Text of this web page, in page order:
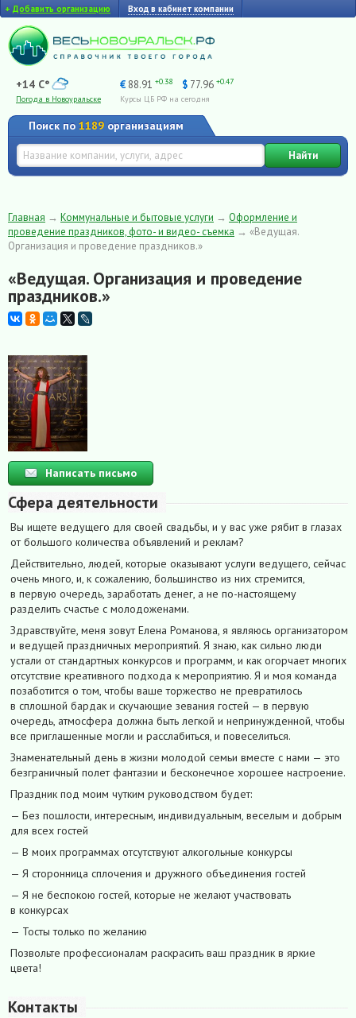
+ Добавить организацию Вход в кабинет компании
+14 C°
Погода в Новоуральске
€ 88.91 +0.38 $ 77.96 +0.47
Курсы ЦБ РФ на сегодня
Поиск по 1189 организациям
Найти
Главная → Коммунальные и бытовые услуги → Оформление и
проведение праздников, фото- и видео- съемка → «Ведущая.
Организация и проведение праздников.»
«Ведущая. Организация и проведение
праздников.»
Написать письмо
Сфера деятельности
Вы ищете ведущего для своей свадьбы, и у вас уже рябит в глазах
от большого количества объявлений и реклам?
Действительно, людей, которые оказывают услуги ведущего, сейчас
очень много, и, к сожалению, большинство из них стремится,
в первую очередь, заработать денег, а не по-настоящему
разделить счастье с молодоженами.
Здравствуйте, меня зовут Елена Романова, я являюсь организатором
и ведущей праздничных мероприятий. Я знаю, как сильно люди
устали от стандартных конкурсов и программ, и как огорчает многих
отсутствие креативного подхода к мероприятию. Я и моя команда
позаботится о том, чтобы ваше торжество не превратилось
в сплошной бардак и скучающие зевания гостей — в первую
очередь, атмосфера должна быть легкой и непринужденной, чтобы
все приглашенные могли и расслабиться, и повеселиться.
Знаменательный день в жизни молодой семьи вместе с нами — это
безграничный полет фантазии и бесконечное хорошее настроение.
Праздник под моим чутким руководством будет:
— Без пошлости, интересным, индивидуальным, веселым и добрым
для всех гостей
— В моих программах отсутствуют алкогольные конкурсы
— Я сторонница сплочения и дружного объединения гостей
— Я не беспокою гостей, которые не желают участвовать
в конкурсах
— Тосты только по желанию
Позвольте профессионалам раскрасить ваш праздник в яркие
цвета!
Контакты